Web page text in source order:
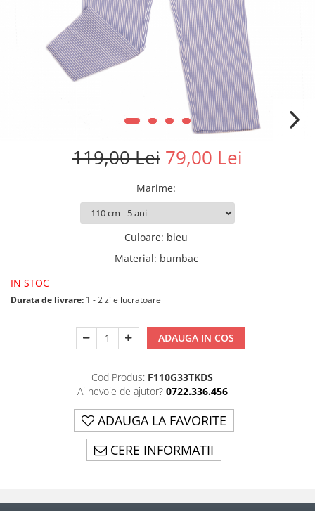
119,00 Lei 79,00 Lei
Marime:
Culoare: bleu
Material: bumbac
IN STOC
Durata de livrare: 1 - 2 zile lucratoare
ADAUGA IN COS
Cod Produs: F110G33TKDS
Ai nevoie de ajutor? 0722.336.456
ADAUGA LA FAVORITE
CERE INFORMATII